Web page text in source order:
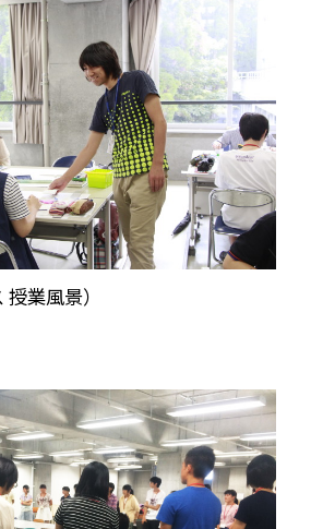
授業風景）